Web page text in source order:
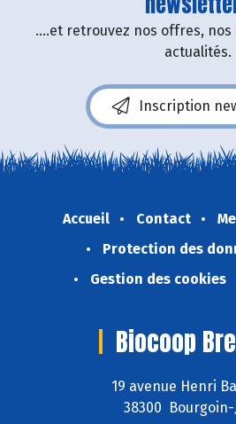
....et retrouvez nos offres,
actualités.
Inscription
Accueil Contact
Protection des
Gestion des cookies
Biocoop
19 avenue Henri
38300 Bourgoin-